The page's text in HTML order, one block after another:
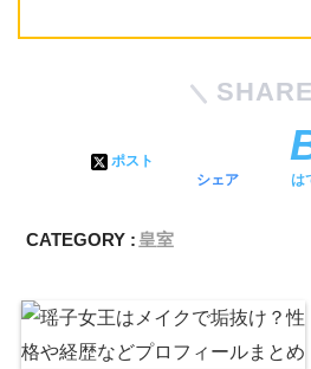
SHARE
ポスト
シェア
は
CATEGORY : 皇室